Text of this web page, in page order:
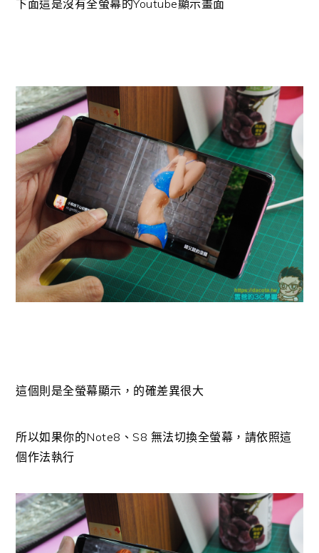
下面這是沒有全螢幕的Youtube顯示畫面
這個則是全螢幕顯示，的確差異很大
所以如果你的Note8、S8 無法切換全螢幕，請依照這
個作法執行